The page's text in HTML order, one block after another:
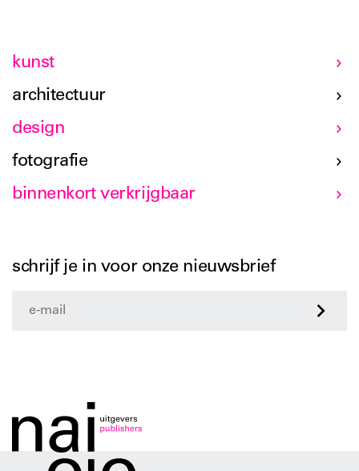
kunst
architectuur
design
fotografie
binnenkort verkrijgbaar
schrijf je in voor onze nieuwsbrief